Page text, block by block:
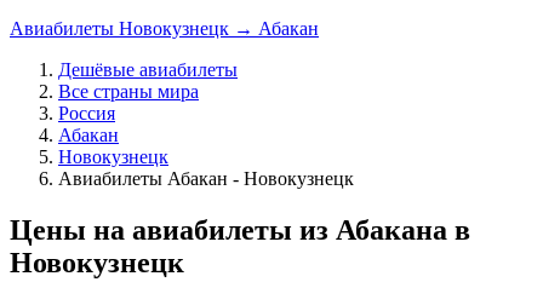
Авиабилеты Новокузнецк → Абакан
Дешёвые авиабилеты
Все страны мира
Россия
Абакан
Новокузнецк
Авиабилеты Абакан - Новокузнецк
Цены на авиабилеты из Абакана в
Новокузнецк